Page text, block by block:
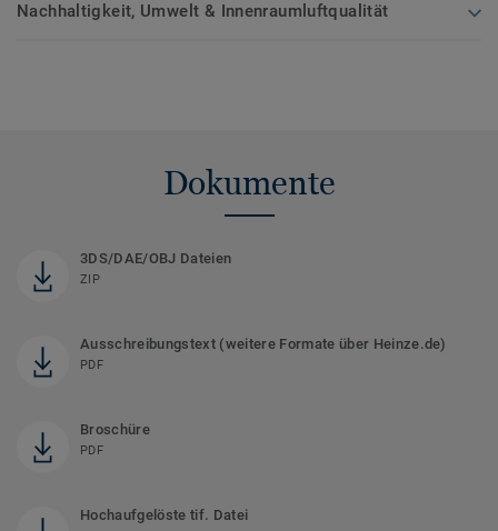
Nachhaltigkeit, Umwelt & Innenraumluftqualität
Dokumente
3DS/DAE/OBJ Dateien
ZIP
Ausschreibungstext (weitere Formate über Heinze.de)
PDF
Broschüre
PDF
Hochaufgelöste tif. Datei